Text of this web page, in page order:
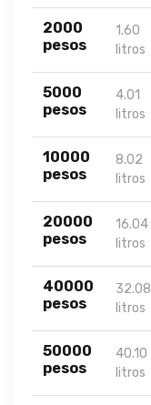
2000
pesos
1.60
litros
5000
pesos
4.01
litros
10000
pesos
8.02
litros
20000
pesos
16.04
litros
40000
pesos
32.08
litros
50000
pesos
40.10
litros